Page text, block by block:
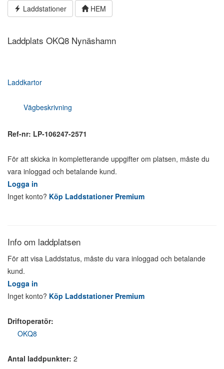
Hoppa Laddstationer HEM
Laddplats OKQ8 Nynäshamn
Laddkartor
Vägbeskrivning
Ref-nr: LP-106247-2571
För att skicka in kompletterande uppgifter om platsen, måste du
vara inloggad och betalande kund.
Logga in
Inget konto? Köp Laddstationer Premium
Info om laddplatsen
För att visa Laddstatus, måste du vara inloggad och betalande
kund.
Logga in
Inget konto? Köp Laddstationer Premium
Driftoperatör:
OKQ8
Antal laddpunkter: 2